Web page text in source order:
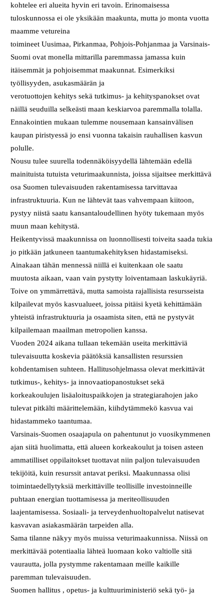
kohtelee eri alueita hyvin eri tavoin. Erinomaisessa
tuloskunnossa ei ole yksikään maakunta, mutta jo monta vuotta
maamme vetureina
toimineet Uusimaa, Pirkanmaa, Pohjois-Pohjanmaa ja Varsinais-
Suomi ovat monella mittarilla paremmassa jamassa kuin
itäisemmät ja pohjoisemmat maakunnat. Esimerkiksi
työllisyyden, asukasmäärän ja
verotuottojen kehitys sekä tutkimus- ja kehityspanokset ovat
näillä seuduilla selkeästi maan keskiarvoa paremmalla tolalla.
Ennakointien mukaan tulemme nousemaan kansainvälisen
kaupan piristyessä jo ensi vuonna takaisin rauhallisen kasvun
polulle.
Nousu tulee suurella todennäköisyydellä lähtemään edellä
mainituista tutuista veturimaakunnista, joissa sijaitsee merkittävä
osa Suomen tulevaisuuden rakentamisessa tarvittavaa
infrastruktuuria. Kun ne lähtevät taas vahvempaan kiitoon,
pystyy niistä saatu kansantaloudellinen hyöty tukemaan myös
muun maan kehitystä.
Heikentyvissä maakunnissa on luonnollisesti toiveita saada tukia
jo pitkään jatkuneen taantumakehityksen hidastamiseksi.
Ainakaan tähän mennessä niillä ei kuitenkaan ole saatu
muutosta aikaan, vaan vain pystytty loiventamaan laskukäyriä.
Toive on ymmärrettävä, mutta samoista rajallisista resursseista
kilpailevat myös kasvualueet, joissa pitäisi kyetä kehittämään
yhteistä infrastruktuuria ja osaamista siten, että ne pystyvät
kilpailemaan maailman metropolien kanssa.
Vuoden 2024 aikana tullaan tekemään useita merkittäviä
tulevaisuutta koskevia päätöksiä kansallisten resurssien
kohdentamisen suhteen. Hallitusohjelmassa olevat merkittävät
tutkimus-, kehitys- ja innovaatiopanostukset sekä
korkeakoulujen lisäaloituspaikkojen ja strategiarahojen jako
tulevat pitkälti määrittelemään, kiihdytämmekö kasvua vai
hidastammeko taantumaa.
Varsinais-Suomen osaajapula on pahentunut jo vuosikymmenen
ajan siitä huolimatta, että alueen korkeakoulut ja toisen asteen
ammatilliset oppilaitokset tuottavat niin paljon tulevaisuuden
tekijöitä, kuin resurssit antavat periksi. Maakunnassa olisi
toimintaedellytyksiä merkittäville teollisille investoinneille
puhtaan energian tuottamisessa ja meriteollisuuden
laajentamisessa. Sosiaali- ja terveydenhuoltopalvelut natisevat
kasvavan asiakasmäärän tarpeiden alla.
Sama tilanne näkyy myös muissa veturimaakunnissa. Niissä on
merkittävää potentiaalia lähteä luomaan koko valtiolle sitä
vaurautta, jolla pystymme rakentamaan meille kaikille
paremman tulevaisuuden.
Suomen hallitus , opetus- ja kulttuuriministeriö sekä työ- ja